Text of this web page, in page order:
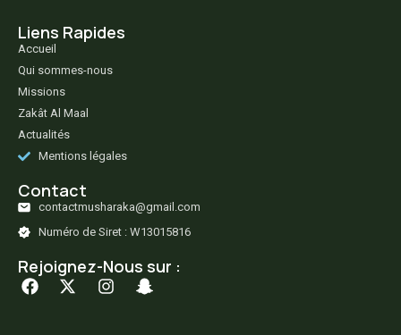
Liens Rapides
Accueil
Qui sommes-nous
Missions
Zakât Al Maal
Actualités
Mentions légales
Contact
contactmusharaka@gmail.com
Numéro de Siret : W13015816
Rejoignez-Nous sur :